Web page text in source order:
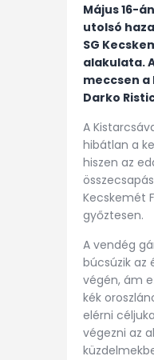
Május 16-
utolsó
SG
alakulata.
meccsen a
Darko
A
hibátlan a
hiszen az
Kecskemét
győztesen.
A vendég
búcsúzik az
végén, ám
kék
elérni
végezni az